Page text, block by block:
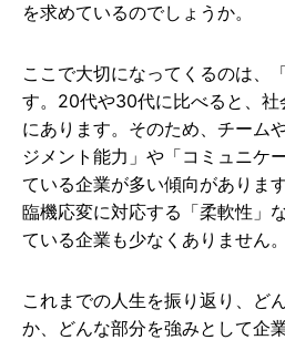
を求めているのでしょうか。
ここで大切になってくるのは、
す。20代や30代に比べると、社
にあります。そのため、チーム
ジメント能力」や「コミュニケ
ている企業が多い傾向がありま
臨機応変に対応する「柔軟性」
ている企業も少なくありません。
これまでの人生を振り返り、ど
か、どんな部分を強みとして企